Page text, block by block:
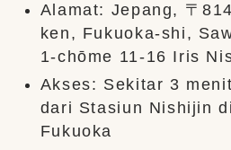
Alamat: Jepang, 〒
ken, Fukuoka-shi,
1-chōme 11-16 Iris
Akses: Sekitar 3
dari Stasiun Nishijin
Fukuoka